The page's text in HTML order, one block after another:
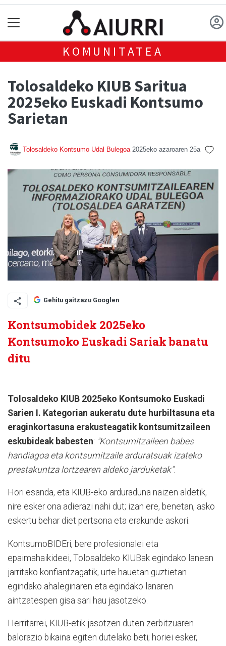
KOMUNITATEA
Tolosaldeko KIUB Saritua
2025eko Euskadi Kontsumo
Sarietan
Tolosaldeko Kontsumo Udal Bulegoa 2025eko azaroaren 25a
Gehitu gaitzazu Googlen
Kontsumobidek 2025eko
Kontsumoko Euskadi Sariak banatu
ditu
Tolosaldeko KIUB 2025eko Kontsumoko Euskadi
Sarien I. Kategorian aukeratu dute hurbiltasuna eta
eraginkortasuna erakusteagatik kontsumitzaileen
eskubideak babesten: "Kontsumitzaileen babes
handiagoa eta kontsumitzaile arduratsuak izateko
prestakuntza lortzearen aldeko jarduketak".
Hori esanda, eta KIUB-eko arduraduna naizen aldetik,
nire esker ona adierazi nahi dut; izan ere, benetan, asko
eskertu behar diet pertsona eta erakunde askori.
KontsumoBIDEri, bere profesionalei eta
epaimahaikideei, Tolosaldeko KIUBak egindako lanean
jarritako konfiantzagatik, urte hauetan guztietan
egindako ahaleginaren eta egindako lanaren
aintzatespen gisa sari hau jasotzeko.
Herritarrei, KIUB-etik jasotzen duten zerbitzuaren
balorazio bikaina egiten dutelako beti; horiei esker,